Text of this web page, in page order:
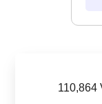
110,864